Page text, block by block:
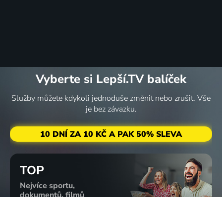
Vyberte si Lepší.TV balíček
Služby můžete kdykoli jednoduše změnit nebo zrušit. Vše
je bez závazku.
10 DNÍ ZA 10 KČ A PAK 50% SLEVA
TOP
Nejvíce sportu,